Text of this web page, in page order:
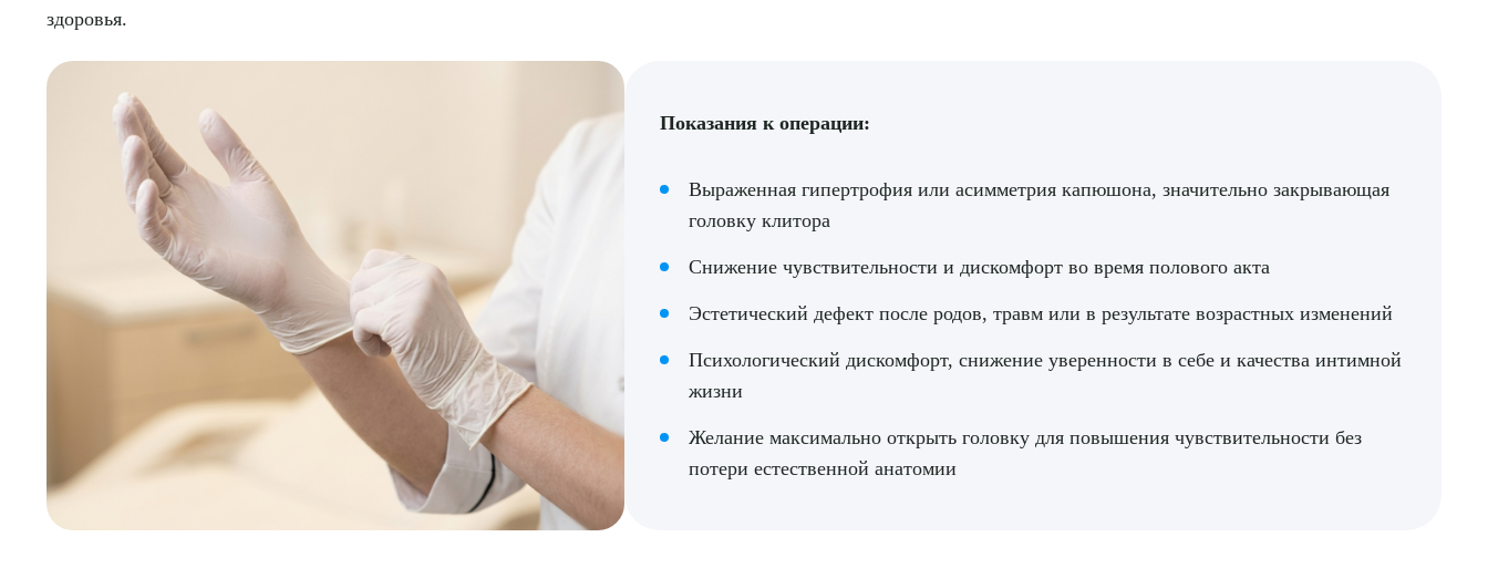
здоровья.
Показания к операции:
Выраженная гипертрофия или асимметрия капюшона, значительно закрывающая
головку клитора
Снижение чувствительности и дискомфорт во время полового акта
Эстетический дефект после родов, травм или в результате возрастных изменений
Психологический дискомфорт, снижение уверенности в себе и качества интимной
жизни
Желание максимально открыть головку для повышения чувствительности без
потери естественной анатомии